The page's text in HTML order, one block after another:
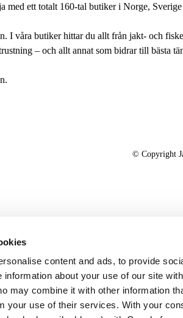
content and ads, to provide
information about your use of our site
may combine it with other information
your use of their services. With your
med ett totalt 160-tal butiker i Norge,
I våra butiker hittar du allt från jakt- och
– och allt annat som bidrar till bästa
© Copyright